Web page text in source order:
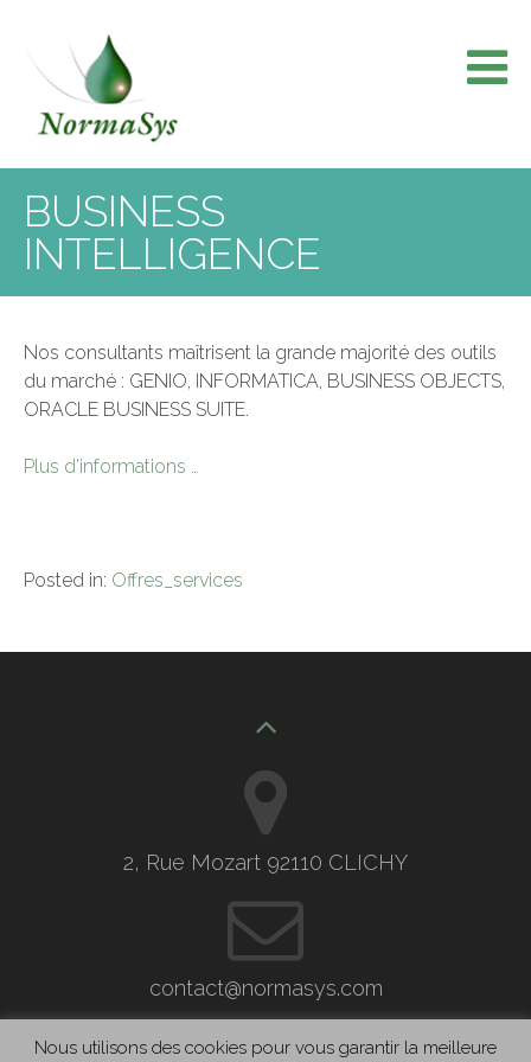
content
BUSINESS
INTELLIGENCE
Nos consultants maîtrisent la grande majorité des outils
du marché : GENIO, INFORMATICA, BUSINESS OBJECTS,
ORACLE BUSINESS SUITE.
Plus d'informations …
Posted in: Offres_services
2, Rue Mozart 92110 CLICHY
contact@normasys.com
Nous utilisons des cookies pour vous garantir la meilleure